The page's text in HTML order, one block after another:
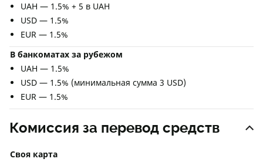
UAH — 1.5% + 5 в UAH
USD — 1.5%
EUR — 1.5%
В банкоматах за рубежом
UAH — 1.5%
USD — 1.5% (минимальная сумма 3 USD)
EUR — 1.5%
Комиссия за перевод средств
Своя карта